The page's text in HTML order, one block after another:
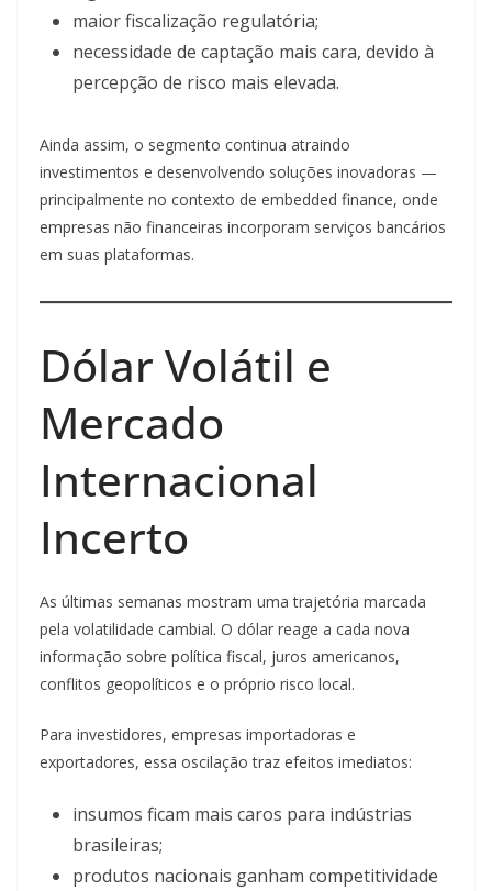
maior fiscalização regulatória;
necessidade de captação mais cara, devido à
percepção de risco mais elevada.
Ainda assim, o segmento continua atraindo
investimentos e desenvolvendo soluções inovadoras —
principalmente no contexto de embedded finance, onde
empresas não financeiras incorporam serviços bancários
em suas plataformas.
Dólar Volátil e
Mercado
Internacional
Incerto
As últimas semanas mostram uma trajetória marcada
pela volatilidade cambial. O dólar reage a cada nova
informação sobre política fiscal, juros americanos,
conflitos geopolíticos e o próprio risco local.
Para investidores, empresas importadoras e
exportadores, essa oscilação traz efeitos imediatos:
insumos ficam mais caros para indústrias
brasileiras;
produtos nacionais ganham competitividade